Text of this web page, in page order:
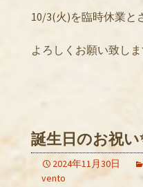
10/3(火)を臨時休業と
よろしくお願い致しま
誕生日のお祝い
2024年11月30日
vento